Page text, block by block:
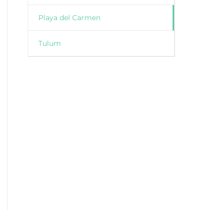
Playa del Carmen
Tulum